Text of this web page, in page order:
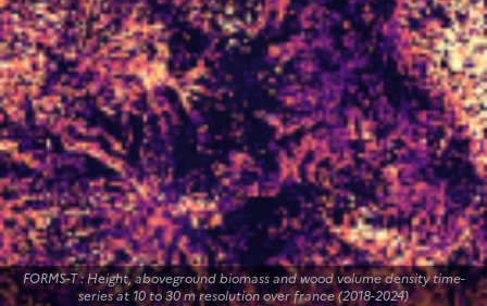
FORMS-T : Height, aboveground biomass and wood volume density time-
series at 10 to 30 m resolution over france (2018-2024)